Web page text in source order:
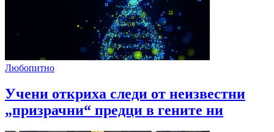
Любопитно
Учени откриха следи от неизвестни
„призрачни“ предци в гените ни